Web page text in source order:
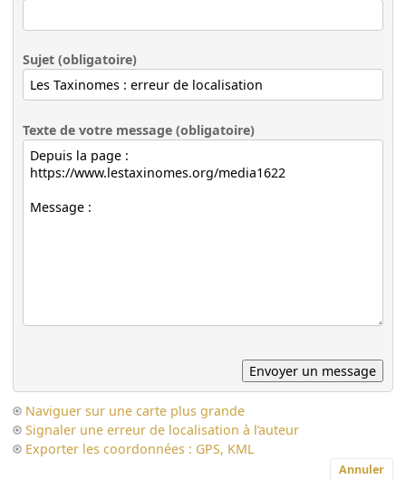
Sujet (obligatoire)
Texte de votre message (obligatoire)
Naviguer sur une carte plus grande
Signaler une erreur de localisation à l’auteur
Exporter les coordonnées : GPS, KML
Annuler